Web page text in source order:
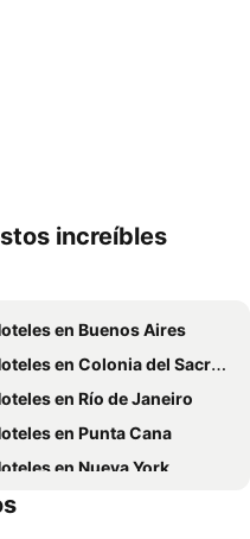
increíbles
en Buenos Aires
en Colonia del Sacramento
en Río de Janeiro
en Punta Cana
en Nueva York
en Aruba